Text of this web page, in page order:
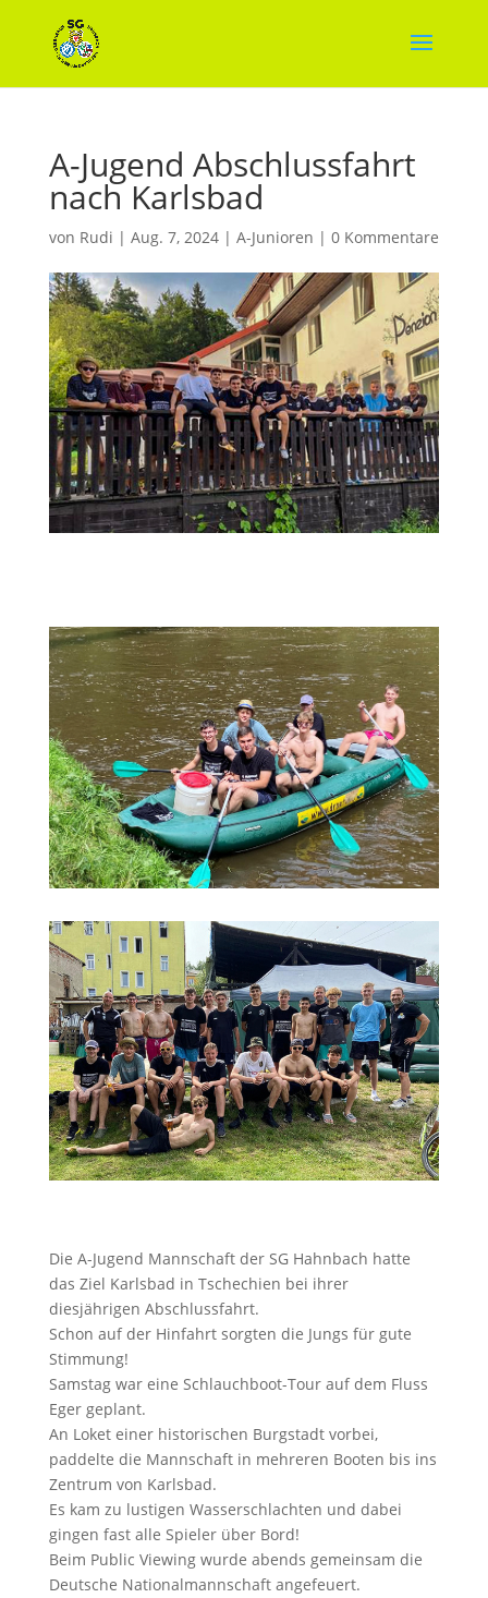
A-Jugend Abschlussfahrt
nach Karlsbad
von Rudi | Aug. 7, 2024| A-Junioren | 0 Kommentare
Die A-Jugend Mannschaft der SG Hahnbach hatte
das Ziel Karlsbad in Tschechien bei ihrer
diesjährigen Abschlussfahrt.
Schon auf der Hinfahrt sorgten die Jungs für gute
Stimmung!
Samstag war eine Schlauchboot-Tour auf dem Fluss
Eger geplant.
An Loket einer historischen Burgstadt vorbei,
paddelte die Mannschaft in mehreren Booten bis ins
Zentrum von Karlsbad.
Es kam zu lustigen Wasserschlachten und dabei
gingen fast alle Spieler über Bord!
Beim Public Viewing wurde abends gemeinsam die
Deutsche Nationalmannschaft angefeuert.